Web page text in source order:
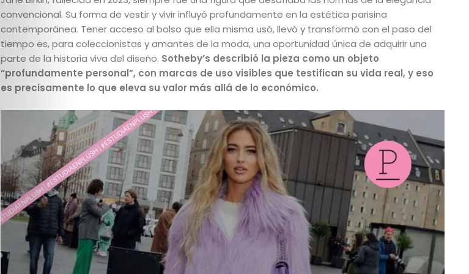
Escuela
Creativos
destacados
convencional. Su forma de vestir y vivir influyó profundamente en la estética parisina
contemporánea. Tener acceso al bolso que ella misma usó, llevó y transformó con el paso del
tiempo es, para coleccionistas y amantes de la moda, una oportunidad única de adquirir una
parte de la historia viva del diseño. Sotheby’s describió la pieza como un objeto
“profundamente personal”, con marcas de uso visibles que testifican su vida real, y eso
es precisamente lo que eleva su valor más allá de lo económico.